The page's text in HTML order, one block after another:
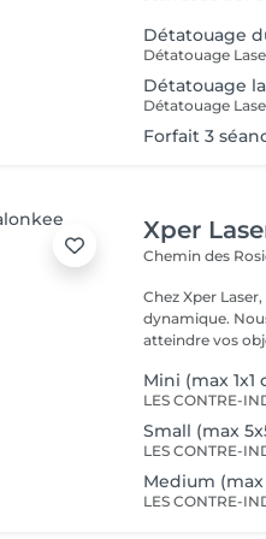
Détatouage
Détatouage
Forfait 3
Xper
Chemin des
Chez Xper
dynamique.
atteindre vos
Mini (max 1x1
Small (max
Medium